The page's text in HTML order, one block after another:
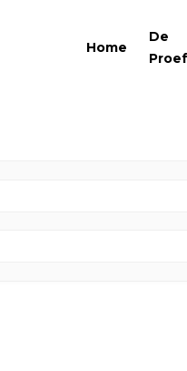
Home
De